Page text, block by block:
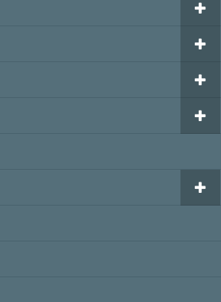
ナー
ラム
ィ
談
談